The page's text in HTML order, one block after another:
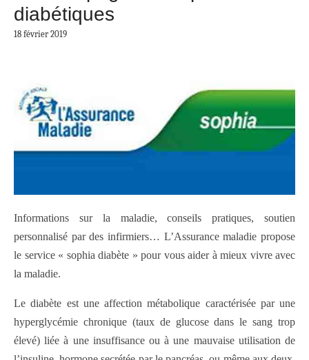
diabétiques
18 février 2019
Informations sur la maladie, conseils pratiques, soutien
personnalisé par des infirmiers… L’Assurance maladie propose
le service « sophia diabète » pour vous aider à mieux vivre avec
la maladie.
Le diabète est une affection métabolique caractérisée par une
hyperglycémie chronique (taux de glucose dans le sang trop
élevé) liée à une insuffisance ou à une mauvaise utilisation de